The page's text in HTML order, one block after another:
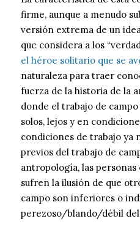
firme, aunque a menudo
versión extrema de un
que considera a los
el héroe solitario que se
naturaleza para traer
fuerza de la historia de la
donde el trabajo de
solos, lejos y en
condiciones de trabajo ya
previos del trabajo de
antropología, las
sufren la ilusión de que
campo son inferiores o
perezoso/blando/débil